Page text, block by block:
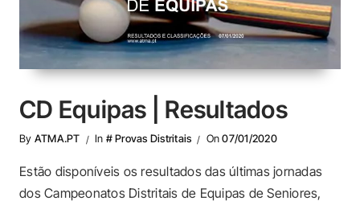
CD Equipas | Resultados
By ATMA.PT In # Provas Distritais On07/01/2020
Estão disponíveis os resultados das últimas jornadas
dos Campeonatos Distritais de Equipas de Seniores,